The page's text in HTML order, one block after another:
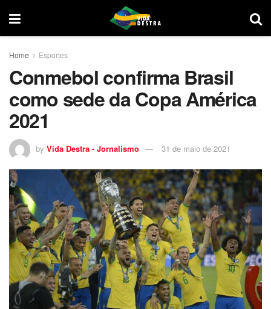
Home Esportes
Conmebol confirma Brasil
como sede da Copa América
2021
by Vida Destra - Jornalismo 31 de maio de 2021